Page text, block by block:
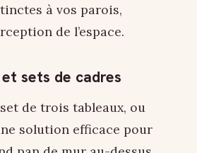
à vos parois,
de l’espace.
sets de cadres
de trois tableaux, ou
solution efficace pour